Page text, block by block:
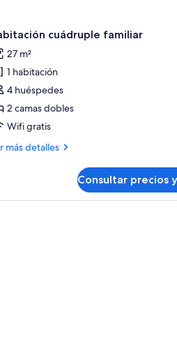
cuádruple familiar
27 m²
1 habitación
4 huéspedes
2 camas dobles
Wifi gratis
más detalles
Consultar precios
| Minibar, caja fuerte, escritorio y